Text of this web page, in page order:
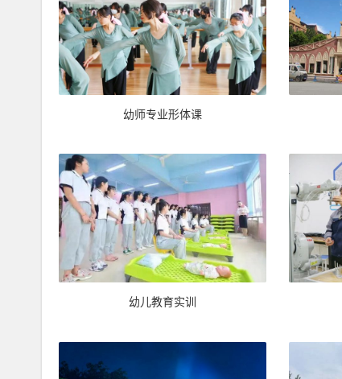
幼师专业形体课
幼儿教育实训